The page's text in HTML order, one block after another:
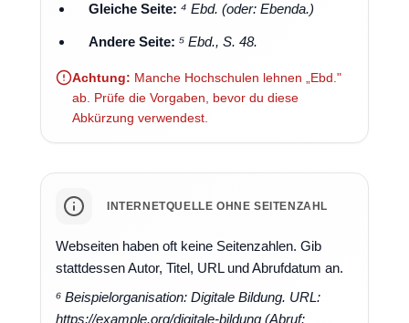
Gleiche Seite: ⁴ Ebd. (oder: Ebenda.)
Andere Seite: ⁵ Ebd., S. 48.
Achtung: Manche Hochschulen lehnen „Ebd."
ab. Prüfe die Vorgaben, bevor du diese
Abkürzung verwendest.
INTERNETQUELLE OHNE SEITENZAHL
Webseiten haben oft keine Seitenzahlen. Gib
stattdessen Autor, Titel, URL und Abrufdatum an.
⁶ Beispielorganisation: Digitale Bildung. URL:
https://example.org/digitale-bildung (Abruf: